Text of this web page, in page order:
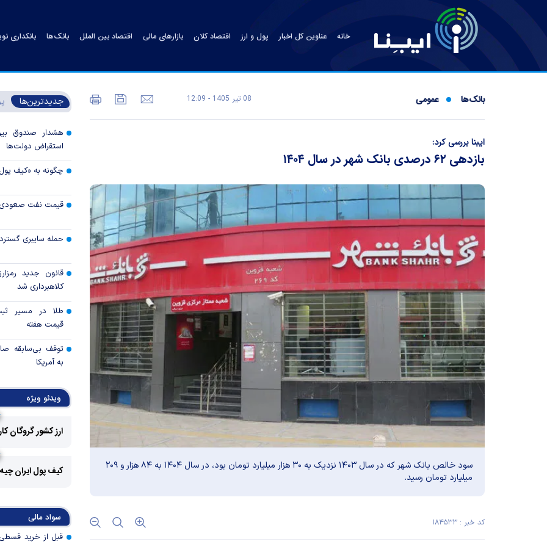
خانه عناوین کل اخبار پول و ارز اقتصاد کلان بازارهای مالی اقتصاد بین الملل بانک‌ها بانکداری
بانک‌ها عمومی 08 تير 1405 - 12:09
ایبنا بررسی کرد:
بازدهی ۶۲ درصدی بانک شهر در سال ۱۴۰۴
سود خالص بانک شهر که در سال ۱۴۰۳ نزدیک به ۳۰ هزار میلیارد تومان بود، در سال ۱۴۰۴ به ۸۴ هزار و ۲۰۹
میلیارد تومان رسید.
کد خبر : ۱۸۴۵۳۳
جدیدترین‌ها
هشدار صندوق
استقراض دولت‌ها
چگونه به «کیف
قیمت نفت صعودی
حمله سایبری
قانون جدید
کلاهبرداری شد
طلا در مسیر
قیمت هفته
توقف بی‌سابقه
به آمریکا
چرا گاز در اروپا
مزیت رقابتی
عوارض هرمز؛
امنیت دریایی به
رویه جدید ارز
جزئیات
تسعیر ارز واردات
ویدئو ویژه
ارز کشور گروگان
کیف پول ایران
سواد مالی